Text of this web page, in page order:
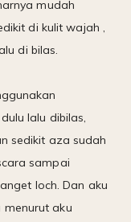
mudah
di kulit wajah ,
di bilas.
lalu dibilas,
sedikit aza sudah
sampai
loch. Dan aku
aku